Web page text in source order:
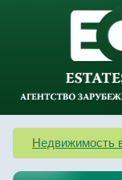
Недвижимость